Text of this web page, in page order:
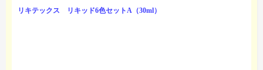
リキテックス リキッド6色セットA（30ml）